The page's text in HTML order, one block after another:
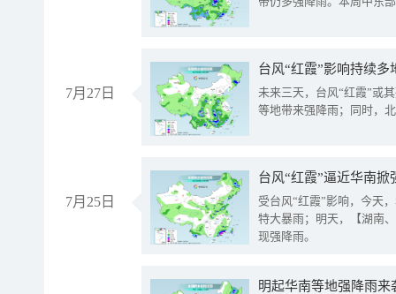
7月27日
台风“红霞”影响持续
未来三天，台风“红霞”或
等地带来强降雨；同时，
7月25日
台风“红霞”逼近华南
受台风“红霞”影响，今天
特大暴雨；明天，【湖南
现强降雨。
明起华南等地强降雨